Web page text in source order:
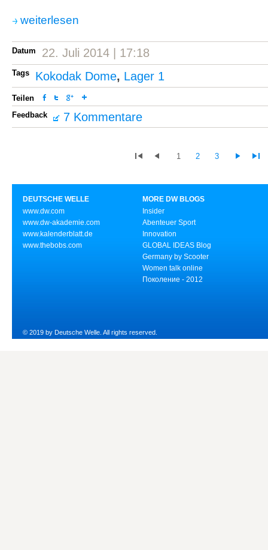
weiterlesen
Datum 22. Juli 2014 | 17:18
Tags Kokodak Dome, Lager 1
Teilen
Feedback
7 Kommentare
1 2 3
DEUTSCHE WELLE
www.dw.com
www.dw-akademie.com
www.kalenderblatt.de
www.thebobs.com
MORE DW BLOGS
Insider
Abenteuer Sport
Innovation
GLOBAL IDEAS Blog
Germany by Scooter
Women talk online
Поколение - 2012
© 2019 by Deutsche Welle. All rights reserved.